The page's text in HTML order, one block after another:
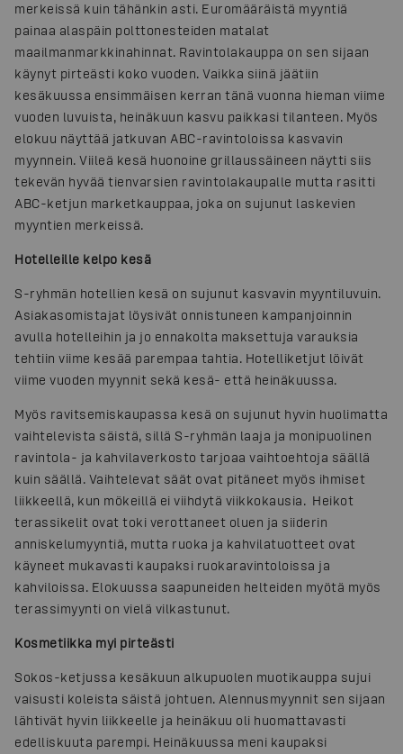
merkeissä kuin tähänkin asti. Euromääräistä myyntiä
painaa alaspäin polttonesteiden matalat
maailmanmarkkinahinnat. Ravintolakauppa on sen sijaan
käynyt pirteästi koko vuoden. Vaikka siinä jäätiin
kesäkuussa ensimmäisen kerran tänä vuonna hieman viime
vuoden luvuista, heinäkuun kasvu paikkasi tilanteen. Myös
elokuu näyttää jatkuvan ABC-ravintoloissa kasvavin
myynnein. Viileä kesä huonoine grillaussäineen näytti siis
tekevän hyvää tienvarsien ravintolakaupalle mutta rasitti
ABC-ketjun marketkauppaa, joka on sujunut laskevien
myyntien merkeissä.
Hotelleille kelpo kesä
S-ryhmän hotellien kesä on sujunut kasvavin myyntiluvuin.
Asiakasomistajat löysivät onnistuneen kampanjoinnin
avulla hotelleihin ja jo ennakolta maksettuja varauksia
tehtiin viime kesää parempaa tahtia. Hotelliketjut löivät
viime vuoden myynnit sekä kesä- että heinäkuussa.
Myös ravitsemiskaupassa kesä on sujunut hyvin huolimatta
vaihtelevista säistä, sillä S-ryhmän laaja ja monipuolinen
ravintola- ja kahvilaverkosto tarjoaa vaihtoehtoja säällä
kuin säällä. Vaihtelevat säät ovat pitäneet myös ihmiset
liikkeellä, kun mökeillä ei viihdytä viikkokausia. Heikot
terassikelit ovat toki verottaneet oluen ja siiderin
anniskelumyyntiä, mutta ruoka ja kahvilatuotteet ovat
käyneet mukavasti kaupaksi ruokaravintoloissa ja
kahviloissa. Elokuussa saapuneiden helteiden myötä myös
terassimyynti on vielä vilkastunut.
Kosmetiikka myi pirteästi
Sokos-ketjussa kesäkuun alkupuolen muotikauppa sujui
vaisusti koleista säistä johtuen. Alennusmyynnit sen sijaan
lähtivät hyvin liikkeelle ja heinäkuu oli huomattavasti
edelliskuuta parempi. Heinäkuussa meni kaupaksi